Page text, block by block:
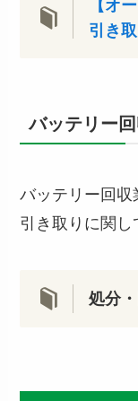
【オ
引き
バッテリー
バッテリー回収
引き取りに関し
処分